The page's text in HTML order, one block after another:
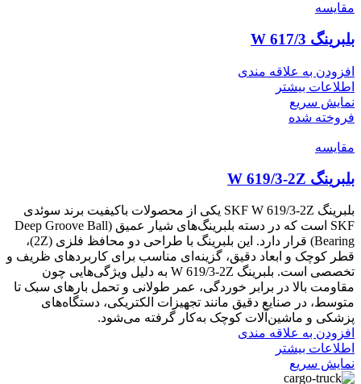
مقايسه
بلبرینگ W 617/3
افزودن به علاقه مندی
اطلاعات بیشتر
نمایش سریع
فروخته شده
مقايسه
بلبرینگ W 619/3-2Z
بلبرینگ SKF W 619/3-2Z یکی از محصولات باکیفیت برند سوئدی
SKF است که در دسته بلبرینگ‌های شیار عمیق (Deep Groove Ball
Bearing) قرار دارد. این بلبرینگ با طراحی دو محافظ فلزی (2Z)،
قطر کوچک و ابعاد دقیق، گزینه‌ای مناسب برای کاربردهای ظریف و
تخصصی است. بلبرینگ W 619/3-2Z به دلیل ویژگی‌هایی چون
مقاومت بالا در برابر خوردگی، عمر طولانی و تحمل بارهای سبک تا
متوسط، در صنایع دقیق مانند تجهیزات الکتریکی، دستگاه‌های
پزشکی و ماشین‌آلات کوچک به‌کار گرفته می‌شود.
افزودن به علاقه مندی
اطلاعات بیشتر
نمایش سریع